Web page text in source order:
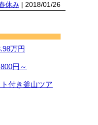
休み | 2018/01/26
万円
円～
付き釜山ツア